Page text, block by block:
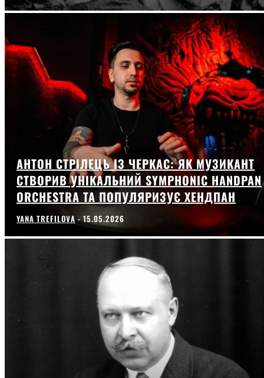
АНТОН СТРІЛЕЦЬ ІЗ ЧЕРКАС: ЯК МУЗИКАНТ
СТВОРИВ УНІКАЛЬНИЙ SYMPHONIC HANDPAN
ORCHESTRA ТА ПОПУЛЯРИЗУЄ ХЕНДПАН
YANA TREFILOVA - 15.05.2026